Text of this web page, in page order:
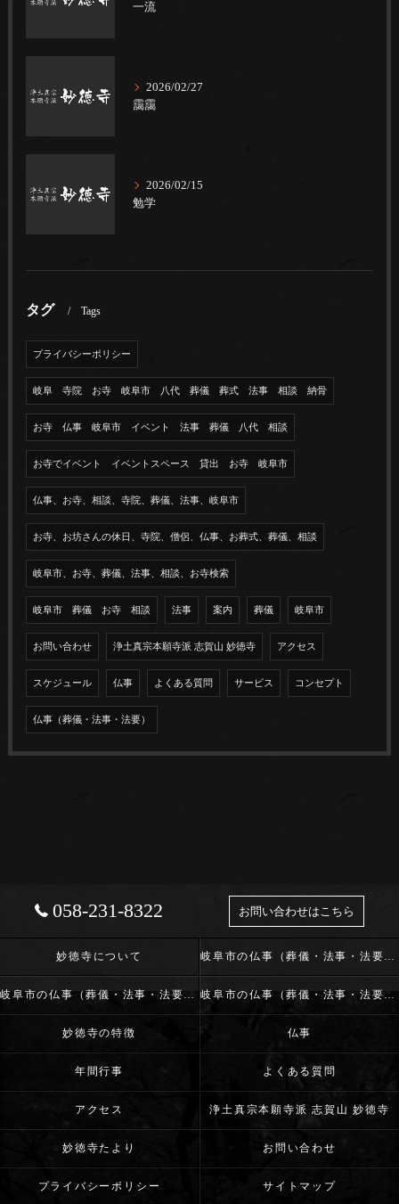
一流
2026/02/27
靄靄
2026/02/15
勉学
タグ Tags
プライバシーポリシー
岐阜 寺院 お寺 岐阜市 八代 葬儀 葬式 法事 相談 納骨
お寺 仏事 岐阜市 イベント 法事 葬儀 八代 相談
お寺でイベント イベントスペース 貸出 お寺 岐阜市
仏事、お寺、相談、寺院、葬儀、法事、岐阜市
お寺、お坊さんの休日、寺院、僧侶、仏事、お葬式、葬儀、相談
岐阜市、お寺、葬儀、法事、相談、お寺検索
岐阜市 葬儀 お寺 相談 法事 案内 葬儀 岐阜市
お問い合わせ 浄土真宗本願寺派 志賀山 妙徳寺 アクセス
スケジュール 仏事 よくある質問 サービス コンセプト
仏事（葬儀・法事・法要）
058-231-8322 お問い合わせはこちら
妙徳寺について 岐阜市の仏事（葬儀・法事・法要）･浄土真宗本願寺派 志賀山 妙徳寺の口コミ情報
岐阜市の仏事（葬儀・法事・法要）･浄土真宗本願寺派 志賀山 妙徳寺の評判 岐阜市の仏事（葬儀・法事・法要）･浄土真宗本願寺派 志賀山 妙徳寺のお客様の声
妙徳寺の特徴 仏事
年間行事 よくある質問
アクセス 浄土真宗本願寺派 志賀山 妙徳寺
妙徳寺たより お問い合わせ
プライバシーポリシー サイトマップ